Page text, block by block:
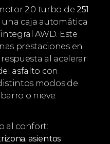
2.0 turbo de 251
una caja automática
AWD. Este
prestaciones en
al acelerar
asfalto con
modos de
o nieve.
asientos